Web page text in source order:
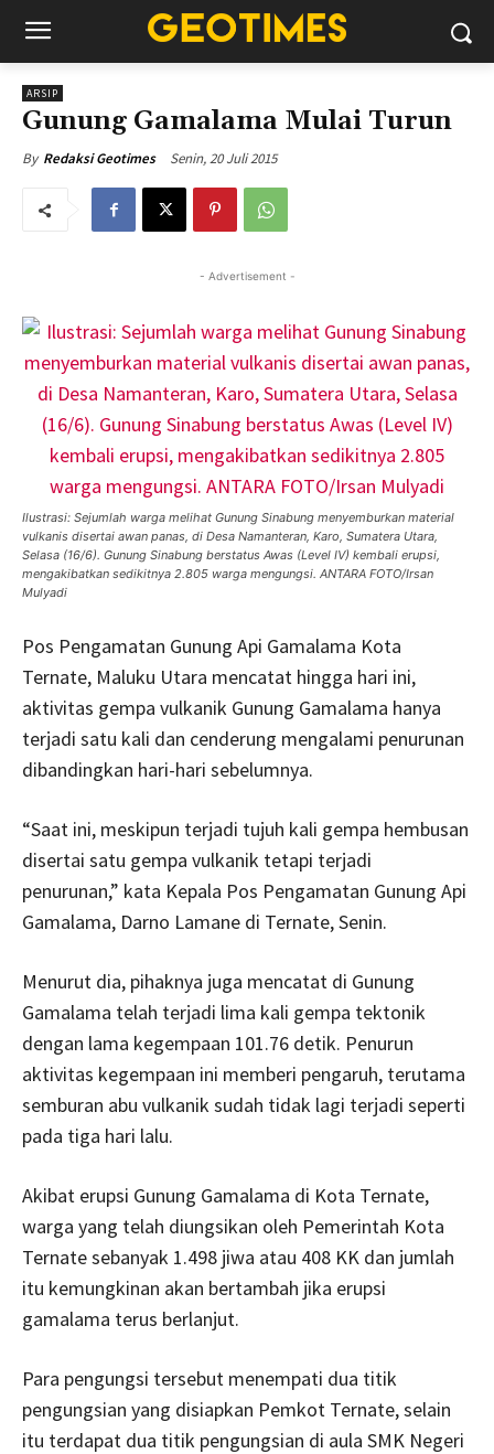
ARSIP
Gunung Gamalama Mulai Turun
By Redaksi Geotimes Senin, 20 Juli 2015
- Advertisement -
Ilustrasi: Sejumlah warga melihat Gunung Sinabung menyemburkan material
vulkanis disertai awan panas, di Desa Namanteran, Karo, Sumatera Utara,
Selasa (16/6). Gunung Sinabung berstatus Awas (Level IV) kembali erupsi,
mengakibatkan sedikitnya 2.805 warga mengungsi. ANTARA FOTO/Irsan
Mulyadi
Pos Pengamatan Gunung Api Gamalama Kota
Ternate, Maluku Utara mencatat hingga hari ini,
aktivitas gempa vulkanik Gunung Gamalama hanya
terjadi satu kali dan cenderung mengalami penurunan
dibandingkan hari-hari sebelumnya.
“Saat ini, meskipun terjadi tujuh kali gempa hembusan
disertai satu gempa vulkanik tetapi terjadi
penurunan,” kata Kepala Pos Pengamatan Gunung Api
Gamalama, Darno Lamane di Ternate, Senin.
Menurut dia, pihaknya juga mencatat di Gunung
Gamalama telah terjadi lima kali gempa tektonik
dengan lama kegempaan 101.76 detik. Penurun
aktivitas kegempaan ini memberi pengaruh, terutama
semburan abu vulkanik sudah tidak lagi terjadi seperti
pada tiga hari lalu.
Akibat erupsi Gunung Gamalama di Kota Ternate,
warga yang telah diungsikan oleh Pemerintah Kota
Ternate sebanyak 1.498 jiwa atau 408 KK dan jumlah
itu kemungkinan akan bertambah jika erupsi
gamalama terus berlanjut.
Para pengungsi tersebut menempati dua titik
pengungsian yang disiapkan Pemkot Ternate, selain
itu terdapat dua titik pengungsian di aula SMK Negeri